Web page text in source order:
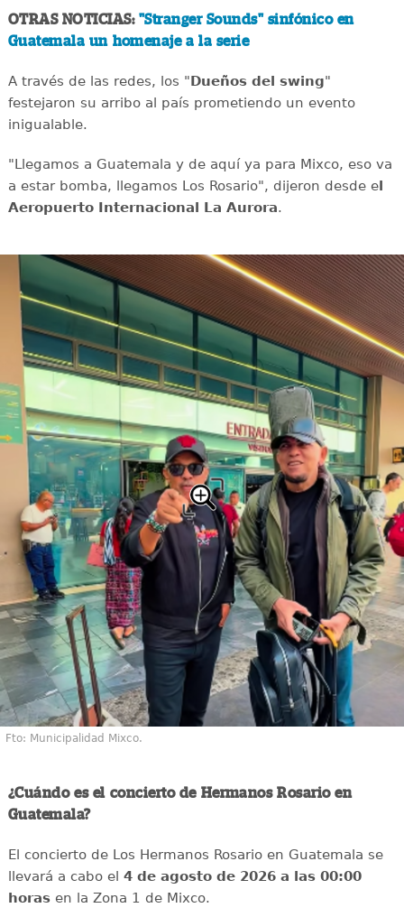
OTRAS NOTICIAS: "Stranger Sounds" sinfónico en
Guatemala un homenaje a la serie
A través de las redes, los "Dueños del swing"
festejaron su arribo al país prometiendo un evento
inigualable.
"Llegamos a Guatemala y de aquí ya para Mixco, eso va
a estar bomba, llegamos Los Rosario", dijeron desde el
Aeropuerto Internacional La Aurora.
Fto: Municipalidad Mixco.
¿Cuándo es el concierto de Hermanos Rosario en
Guatemala?
El concierto de Los Hermanos Rosario en Guatemala se
llevará a cabo el 4 de agosto de 2026 a las 00:00
horasen la Zona 1 de Mixco.